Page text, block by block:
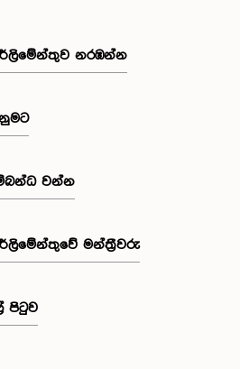
නරඹන්න
වන්න
මන්ත්‍රීවරු
පිටුව